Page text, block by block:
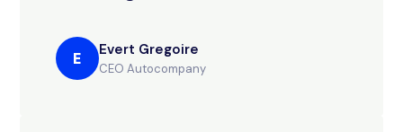
E Evert Gregoire
CEO Autocompany